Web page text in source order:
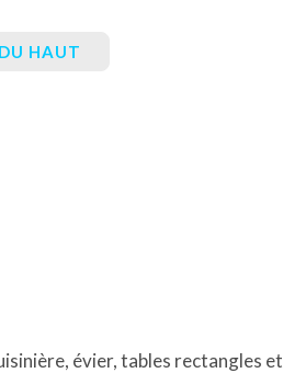
HAUT
évier, tables rectangles et